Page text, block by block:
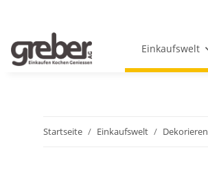
Einkaufswelt
Startseite Einkaufswelt Dekorieren